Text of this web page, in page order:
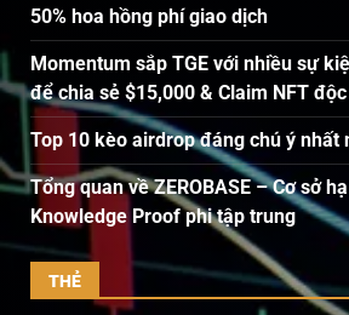
50% hoa hồng phí giao dịch
Momentum sắp TGE với nhiều sự
để chia sẻ $15,000 & Claim NFT
Top 10 kèo airdrop đáng chú ý nhất
Tổng quan về ZEROBASE – Cơ sở
Knowledge Proof phi tập trung
THẺ